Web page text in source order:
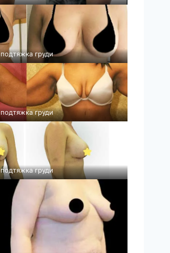
подтяжка груди
подтяжка груди
подтяжка груди